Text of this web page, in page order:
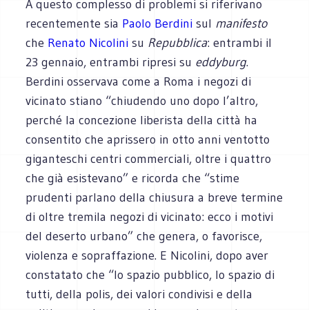
A questo complesso di problemi si riferivano
recentemente sia Paolo Berdinisul manifesto
che Renato Nicolinisu Repubblica: entrambi il
23 gennaio, entrambi ripresi su eddyburg.
Berdini osservava come a Roma i negozi di
vicinato stiano “chiudendo uno dopo l’altro,
perché la concezione liberista della città ha
consentito che aprissero in otto anni ventotto
giganteschi centri commerciali, oltre i quattro
che già esistevano” e ricorda che “stime
prudenti parlano della chiusura a breve termine
di oltre tremila negozi di vicinato: ecco i motivi
del deserto urbano” che genera, o favorisce,
violenza e sopraffazione. E Nicolini, dopo aver
constatato che “lo spazio pubblico, lo spazio di
tutti, della polis, dei valori condivisi e della